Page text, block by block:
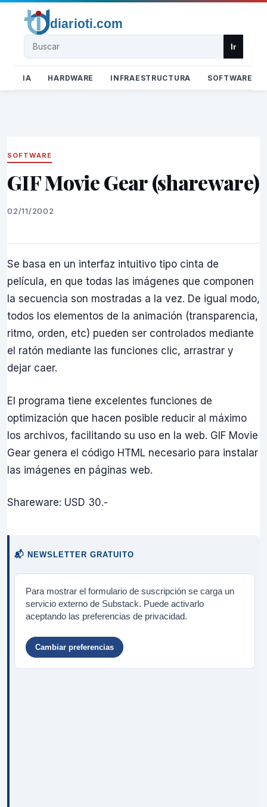
Buscar Ir
IA HARDWARE INFRAESTRUCTURA SOFTWARE
SOFTWARE
GIF Movie Gear (shareware)
02/11/2002
Se basa en un interfaz intuitivo tipo cinta de
película, en que todas las imágenes que componen
la secuencia son mostradas a la vez. De igual modo,
todos los elementos de la animación (transparencia,
ritmo, orden, etc) pueden ser controlados mediante
el ratón mediante las funciones clic, arrastrar y
dejar caer.
El programa tiene excelentes funciones de
optimización que hacen posible reducir al máximo
los archivos, facilitando su uso en la web. GIF Movie
Gear genera el código HTML necesario para instalar
las imágenes en páginas web.
Shareware: USD 30.-
📬 NEWSLETTER GRATUITO
Para mostrar el formulario de suscripción se carga un
servicio externo de Substack. Puede activarlo
aceptando las preferencias de privacidad.
Cambiar preferencias